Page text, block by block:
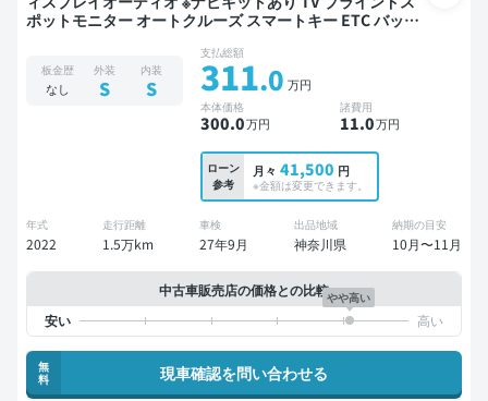
ポットモニター オートクルーズ スマートキー ETC バック
板金歴
なし
外装
S
内装
S
支払総額
311.0 万円
本体価格
300.0万円
諸費用
11.0万円
ローン
参考
月々 41,500 円
※金額は変更できます。
年式
2022
走行距離
1.5万km
車検
27年9月
出品地域
神奈川県
納期の目安
10月〜11月
中古車販売店の価格との比較やや高い
無
料
現車確認を問い合わせる